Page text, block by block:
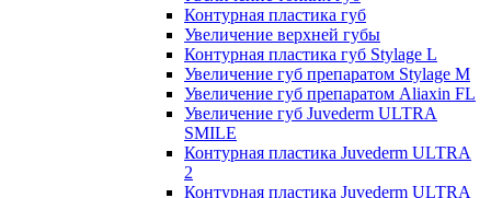
Контурная пластика губ
Увеличение верхней губы
Контурная пластика губ Stylage L
Увеличение губ препаратом Stylage M
Увеличение губ препаратом Aliaxin FL
Увеличение губ Juvederm ULTRA
SMILE
Контурная пластика Juvederm ULTRA
2
Контурная пластика Juvederm ULTRA